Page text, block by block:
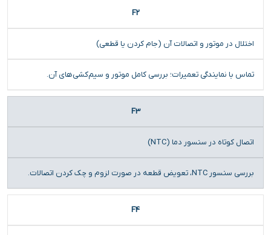
F2
اختلال در موتور و اتصالات آن (جام کردن یا قطعی)
تماس با نمایندگی تعمیرات؛ بررسی کامل موتور و سیم‌کشی‌های آن.
F3
اتصال کوتاه در سنسور دما (NTC)
بررسی سنسور NTC، تعویض قطعه در صورت لزوم و چک کردن اتصالات.
F4